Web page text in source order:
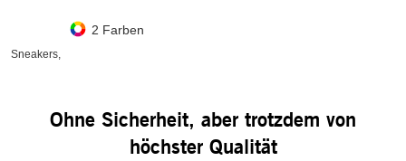
2 Farben
Sneakers,
Ohne Sicherheit, aber trotzdem von
höchster Qualität